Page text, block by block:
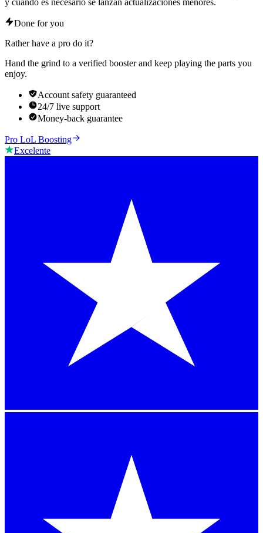
Done for you
Rather have a pro do it?
Hand the grind to a verified booster and keep playing the parts you
enjoy.
Account safety guaranteed
24/7 live support
Money-back guarantee
Pro LoL Boosting
Excelente